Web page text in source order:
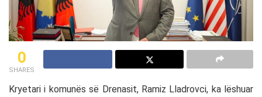
0
SHARES
Kryetari i komunës së Drenasit, Ramiz Lladrovci, ka lëshuar